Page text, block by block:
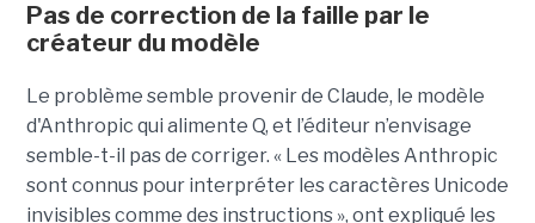
Pas de correction de la faille par le
créateur du modèle
Le problème semble provenir de Claude, le modèle
d'Anthropic qui alimente Q, et l’éditeur n’envisage
semble-t-il pas de corriger. « Les modèles Anthropic
sont connus pour interpréter les caractères Unicode
invisibles comme des instructions », ont expliqué les